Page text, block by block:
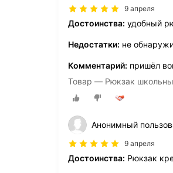
9 апреля
Достоинства: удобный
Недостатки: не
Комментарий: пришёл
Товар — Рюкзак
Анонимный
9 апреля
Достоинства: Рюкзак